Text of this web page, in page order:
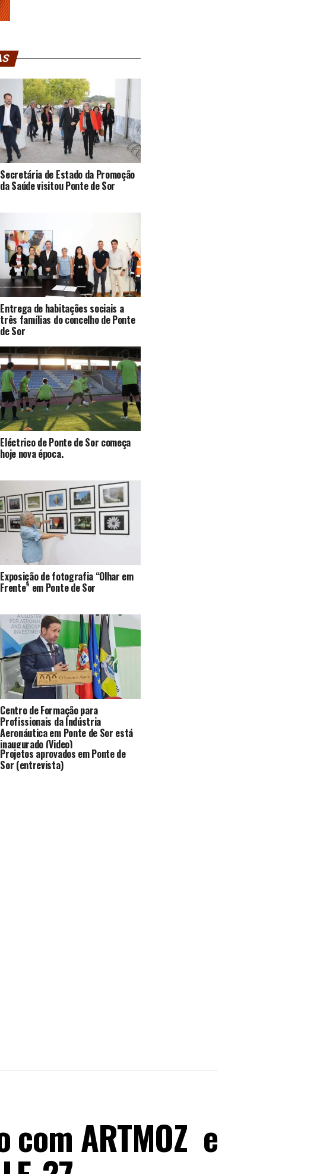
Secretária de Estado da Promoção
da Saúde visitou Ponte de Sor
Entrega de habitações sociais a
três famílias do concelho de Ponte
de Sor
Eléctrico de Ponte de Sor começa
hoje nova época.
Exposição de fotografia “Olhar em
Frente” em Ponte de Sor
Centro de Formação para
Profissionais da Indústria
Aeronáutica em Ponte de Sor está
inaugurado (Video)
Projetos aprovados em Ponte de
Sor (entrevista)
ARTMOZ e